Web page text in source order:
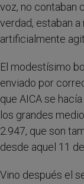
voz, no contaban
verdad, estaban
artificialmente
El modestísimo
enviado por
que AICA se
los grandes
2.947, que son
desde aquel 11
Vino después el